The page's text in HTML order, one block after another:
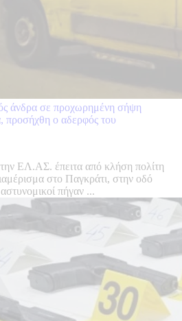
άνδρα σε προχωρημένη σήψη
προσήχθη ο αδερφός του
ΕΛ.ΑΣ. έπειτα από κλήση πολίτη
στο Παγκράτι, στην οδό
πήγαν ...